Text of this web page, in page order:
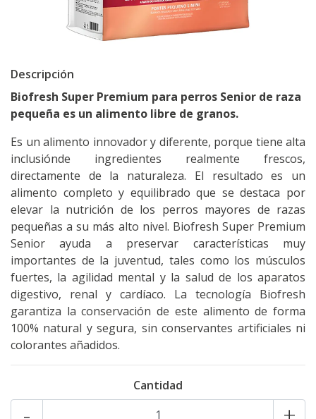
Descripción
Biofresh Super Premium para perros Senior de raza
pequeña es un alimento libre de granos.
Es un alimento innovador y diferente, porque tiene alta
inclusiónde ingredientes realmente frescos,
directamente de la naturaleza. El resultado es un
alimento completo y equilibrado que se destaca por
elevar la nutrición de los perros mayores de razas
pequeñas a su más alto nivel. Biofresh Super Premium
Senior ayuda a preservar características muy
importantes de la juventud, tales como los músculos
fuertes, la agilidad mental y la salud de los aparatos
digestivo, renal y cardíaco. La tecnología Biofresh
garantiza la conservación de este alimento de forma
100% natural y segura, sin conservantes artificiales ni
colorantes añadidos.
Cantidad